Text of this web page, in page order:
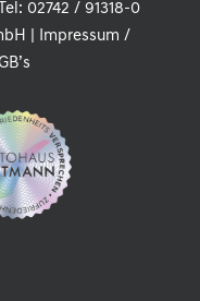
02742 / 91318-0
|
Impressum /